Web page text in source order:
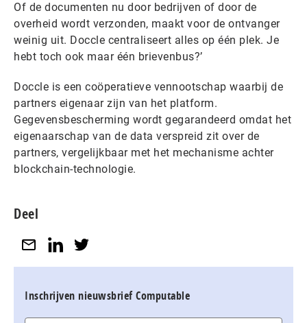
Of de documenten nu door bedrijven of door de
overheid wordt verzonden, maakt voor de ontvanger
weinig uit. Doccle centraliseert alles op één plek. Je
hebt toch ook maar één brievenbus?’
Doccle is een coöperatieve vennootschap waarbij de
partners eigenaar zijn van het platform.
Gegevensbescherming wordt gegarandeerd omdat het
eigenaarschap van de data verspreid zit over de
partners, vergelijkbaar met het mechanisme achter
blockchain-technologie.
Deel
Inschrijven nieuwsbrief Computable